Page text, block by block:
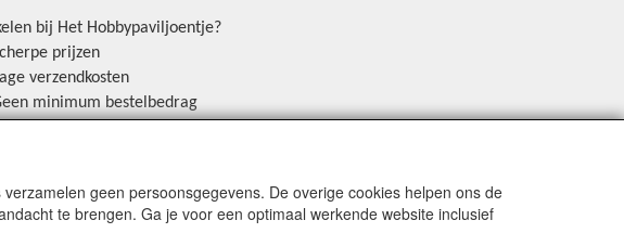
bij Het Hobbypaviljoentje?
prijzen
verzendkosten
minimum bestelbedrag
geen persoonsgegevens. De overige cookies helpen ons de
te brengen. Ga je voor een optimaal werkende website inclusief